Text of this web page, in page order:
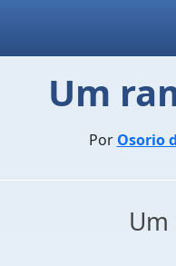
Um
Por Osorio